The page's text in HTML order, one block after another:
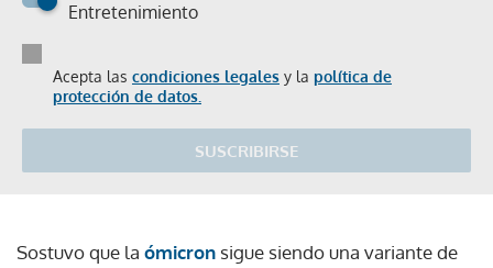
Entretenimiento
Acepta las condiciones legales y la política de
protección de datos.
SUSCRIBIRSE
Sostuvo que la ómicron sigue siendo una variante de